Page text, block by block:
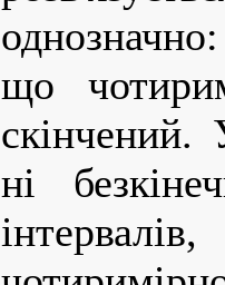
що
скінчений.
ні